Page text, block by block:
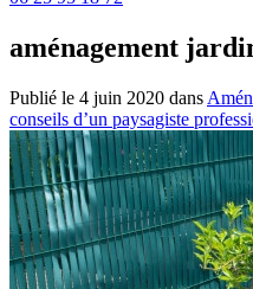
aménagement
Publié le 4 juin 2020 dans
conseils d’un paysagiste